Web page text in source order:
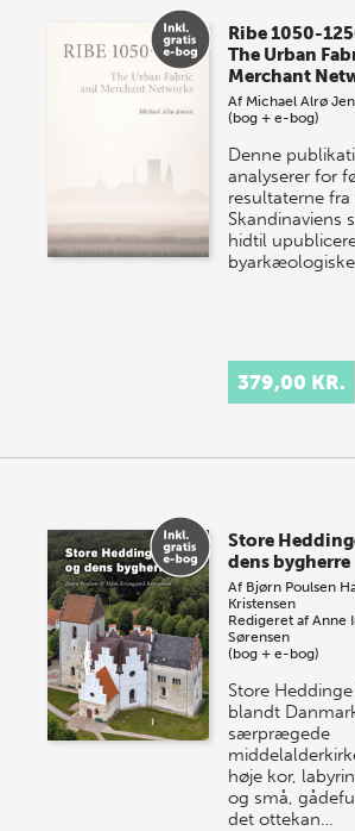
store sommer-lagersalg, så sæt kryds
onsdag den 10. j…
Ribe 1050-
The Urban
Merchant
Af Michael Alrø
(bog + e-bog)
Denne
analyserer for
resultaterne
Skandinaviens
hidtil
379,00 KR.
Store
dens bygherre
Af Bjørn Poulsen
Kristensen
Redigeret afAnne
Sørensen
(bog + e-bog)
Store
blandt
særprægede
høje kor,
og små,
det ottekan…